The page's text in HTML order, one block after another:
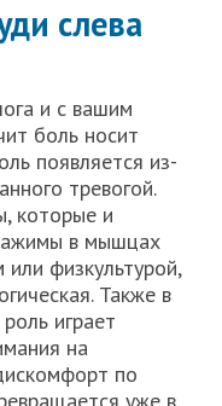
слева
и с вашим
боль носит
появляется из-
тревогой.
которые и
в мышцах
физкультурой,
Также в
играет
на
по